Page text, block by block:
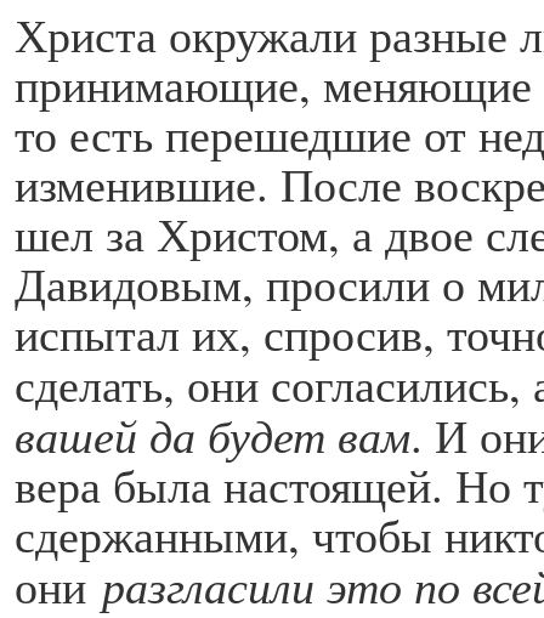
Христа окружали разные
принимающие, меняющие
то есть перешедшие от
изменившие. После
шел за Христом, а двое
Давидовым, просили о
испытал их, спросив,
сделать, они
вашей да будет вам. И
вера была настоящей. Но
сдержанными, чтобы
они разгласили это по